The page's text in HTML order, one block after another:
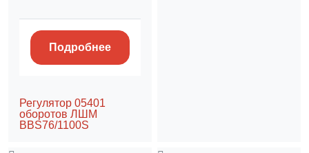
Подробнее
Регулятор 05401
оборотов ЛШМ
BBS76/1100S